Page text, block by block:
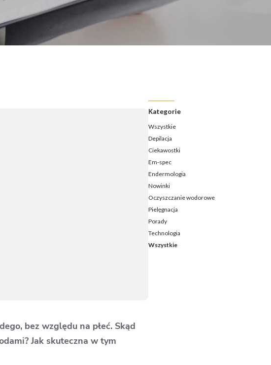
Endermologia - jak często należy ją wykonywać?
Endermologia przed i po – jakie efekty ujędrnienia i wysmuklenia
ud możesz osiągnąć?
Endermologia – ile zabiegów potrzeba, aby zobaczyć efekty?
bez względu na płeć. Skąd
Jak skuteczna w tym
Kategorie
Wszystkie
Depilacja
Ciekawostki
Em-spec
Endermologia
Nowinki
Oczyszczanie wodorowe
Pielęgnacja
Porady
Technologia
Wszystkie